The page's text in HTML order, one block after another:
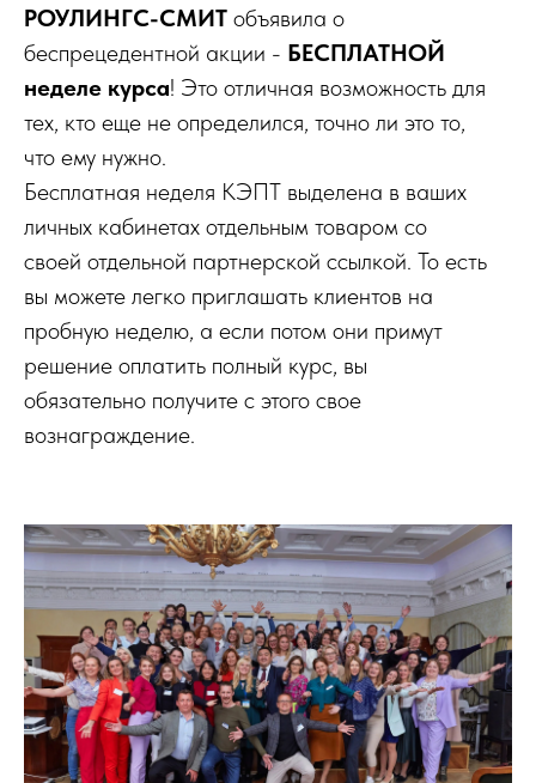
РОУЛИНГС-СМИТ объявила о
беспрецедентной акции - БЕСПЛАТНОЙ
неделе курса! Это отличная возможность для
тех, кто еще не определился, точно ли это то,
что ему нужно.
Бесплатная неделя КЭПТ выделена в ваших
личных кабинетах отдельным товаром со
своей отдельной партнерской ссылкой. То есть
вы можете легко приглашать клиентов на
пробную неделю, а если потом они примут
решение оплатить полный курс, вы
обязательно получите с этого свое
вознаграждение.